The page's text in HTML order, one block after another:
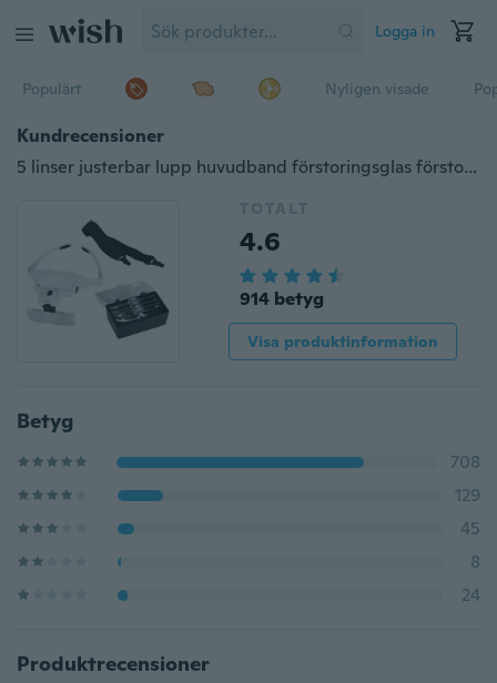
Logga in
Populärt Nyligen visade
Kundrecensioner
5 linser justerbar lupp huvudband förstoringsglas förstoringsglas med LED-lampa lampa förstoringsglas för ögonfransförlängning skönhet
TOTALT
4.6
914 betyg
Visa produktinformation
Betyg
708
129
45
8
24
Produktrecensioner